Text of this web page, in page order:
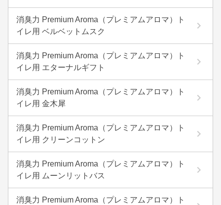
消臭力 Premium Aroma（プレミアムアロマ）ト
イレ用 ベルベットムスク
消臭力 Premium Aroma（プレミアムアロマ）ト
イレ用 エターナルギフト
消臭力 Premium Aroma（プレミアムアロマ）ト
イレ用 金木犀
消臭力 Premium Aroma（プレミアムアロマ）ト
イレ用 クリーンコットン
消臭力 Premium Aroma（プレミアムアロマ）ト
イレ用 ムーンリットバス
消臭力 Premium Aroma（プレミアムアロマ）ト